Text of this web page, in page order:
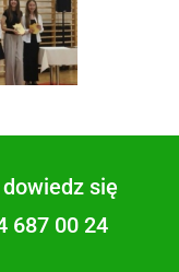
się
687 00 24